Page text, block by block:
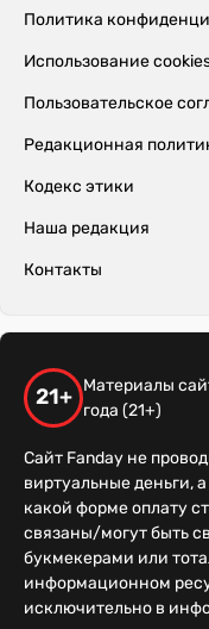
Политика
Использование
Пользовательское
Редакционная
Кодекс этики
Наша редакция
Контакты
21+
Материалы
года (21+)
Сайт Fanday не
виртуальные деньги,
какой форме оплату
связаны/могут быть
букмекерами или
информационном
исключительно в